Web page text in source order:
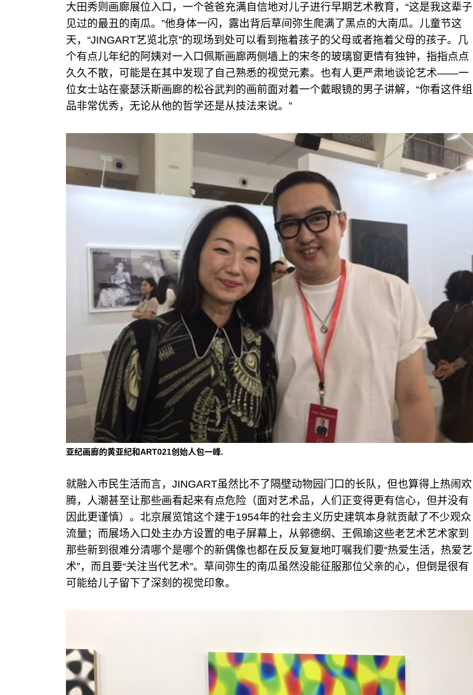
大田秀则画廊展位入口，一个爸爸充满自信地对儿子进行早期艺术教育，“这是我这辈子
见过的最丑的南瓜。”他身体一闪，露出背后草间弥生爬满了黑点的大南瓜。儿童节这
天，“JINGART艺览北京”的现场到处可以看到拖着孩子的父母或者拖着父母的孩子。几
个有点儿年纪的阿姨对一入口佩斯画廊两侧墙上的宋冬的玻璃窗更情有独钟，指指点点
久久不散，可能是在其中发现了自己熟悉的视觉元素。也有人更严肃地谈论艺术——一
位女士站在豪瑟沃斯画廊的松谷武判的画前面对着一个戴眼镜的男子讲解，“你看这件组
品非常优秀，无论从他的哲学还是从技法来说。”
亚纪画廊的黄亚纪和ART021创始人包一峰.
就融入市民生活而言，JINGART虽然比不了隔壁动物园门口的长队，但也算得上热闹欢
腾，人潮甚至让那些画看起来有点危险（面对艺术品，人们正变得更有信心，但并没有
因此更谨慎）。北京展览馆这个建于1954年的社会主义历史建筑本身就贡献了不少观众
流量；而展场入口处主办方设置的电子屏幕上，从郭德纲、王佩瑜这些老艺术艺术家到
那些新到很难分清哪个是哪个的新偶像也都在反反复复地叮嘱我们要“热爱生活，热爱艺
术”，而且要“关注当代艺术”。草间弥生的南瓜虽然没能征服那位父亲的心，但倒是很有
可能给儿子留下了深刻的视觉印象。